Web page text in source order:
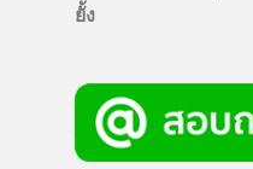
ยั้ง